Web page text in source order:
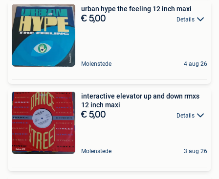
urban hype the feeling 12 inch maxi
€ 5,00 Details
Molenstede 4 aug 26
interactive elevator up and down rmxs
12 inch maxi
€ 5,00 Details
Molenstede 3 aug 26